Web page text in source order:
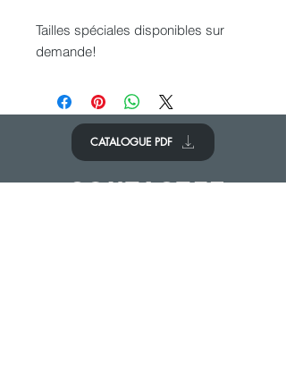
Tailles spéciales disponibles sur
demande!
CATALOGUE PDF
CONTACTEZ